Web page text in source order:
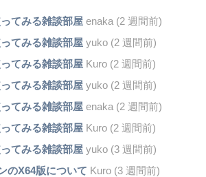
てみる雑談部屋enaka (2 週間前)
てみる雑談部屋yuko (2 週間前)
てみる雑談部屋Kuro (2 週間前)
てみる雑談部屋yuko (2 週間前)
てみる雑談部屋enaka (2 週間前)
てみる雑談部屋Kuro (2 週間前)
てみる雑談部屋yuko (3 週間前)
のX64版について Kuro (3 週間前)